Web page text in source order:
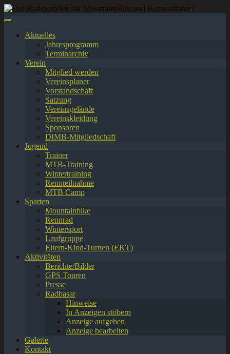
Springe
zum
Aktuelles
Jahresprogramm
Terminarchiv
Verein
Mitglied werden
Vereinsplaner
Vorstandschaft
Satzung
Vereinsgelände
Vereinskleidung
Sponsoren
DIMB-Mitgliedschaft
Jugend
Trainer
MTB-Training
Wintertraining
Rennteilnahme
MTB Camp
Sparten
Mountainbike
Rennrad
Wintersport
Laufgruppe
Eltern-Kind-Turnen (EKT)
Aktivitäten
Berichte/Bilder
GPS Touren
Presse
Radbasar
Hinweise
In Anzeigen stöbern
Anzeige aufgeben
Anzeige bearbeiten
Galerie
Kontakt